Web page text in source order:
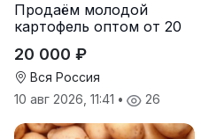
Продаём молодой
картофель оптом от 20
20 000 ₽
Вся Россия
10 авг 2026, 11:41 • 26